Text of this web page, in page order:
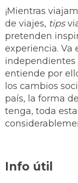
¡Mientras
de viajes, tips
pretenden
experiencia. Va
independientes
entiende por
los cambios
país, la forma
tenga, toda
Info útil